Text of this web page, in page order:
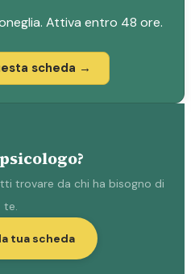
Attiva entro 48 ore.
scheda →
trovare da chi ha bisogno di
te.
tua scheda